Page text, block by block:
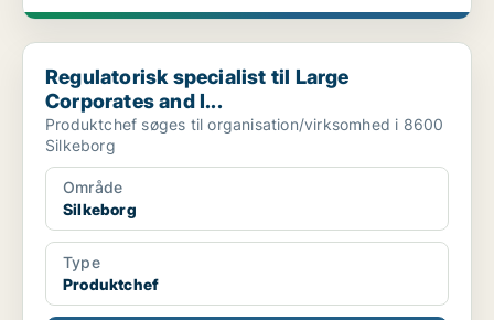
Regulatorisk specialist til Large Corporates and I...
Regulatorisk specialist til Large
Corporates and I...
Produktchef søges til organisation/virksomhed i 8600
Silkeborg
Område
Silkeborg
Type
Produktchef